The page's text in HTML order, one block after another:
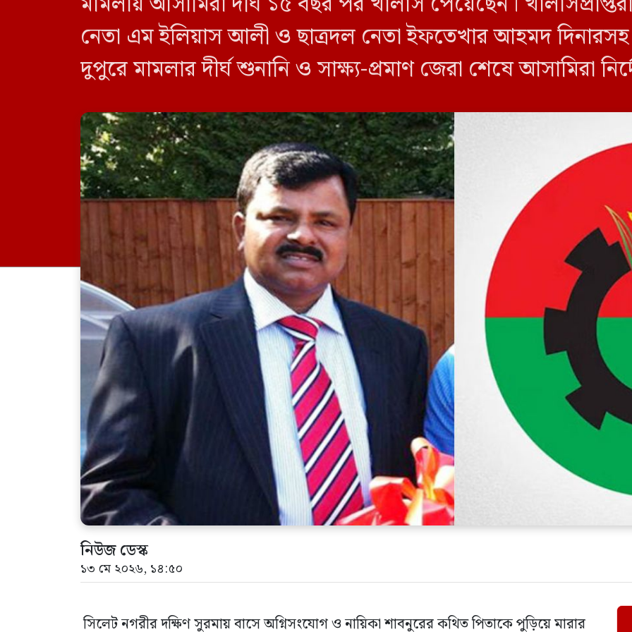
নেতা এম ইলিয়াস আলী ও ছাত্রদল নেতা ইফতেখার আহমদ
দুপুরে মামলার দীর্ঘ শুনানি ও সাক্ষ্য-প্রমাণ জেরা শেষে আসামিরা
নিউজ ডেস্ক
১৩ মে ২০২৬, ১৪:৫০
সিলেট নগরীর দক্ষিণ সুরমায় বাসে অগ্নিসংযোগ ও নায়িকা শাবনুরের কথিত পিতাকে পুড়িয়ে মারার